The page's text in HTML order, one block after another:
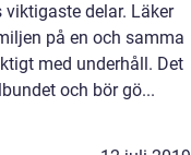
delar. Läker
på en och samma
med underhåll. Det
och bör gö...